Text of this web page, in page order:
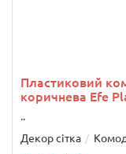
Пластиковий
коричнева Efe
..
Декор сітка